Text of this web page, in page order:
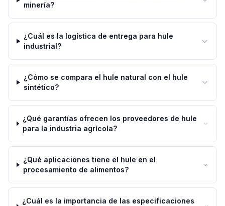
minería?
¿Cuál es la logística de entrega para hule
industrial?
¿Cómo se compara el hule natural con el hule
sintético?
¿Qué garantías ofrecen los proveedores de hule
para la industria agrícola?
¿Qué aplicaciones tiene el hule en el
procesamiento de alimentos?
¿Cuál es la importancia de las especificaciones